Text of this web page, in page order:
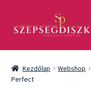
aa
Akció
Csomagok
Kezdőlap Webshop
Perfect